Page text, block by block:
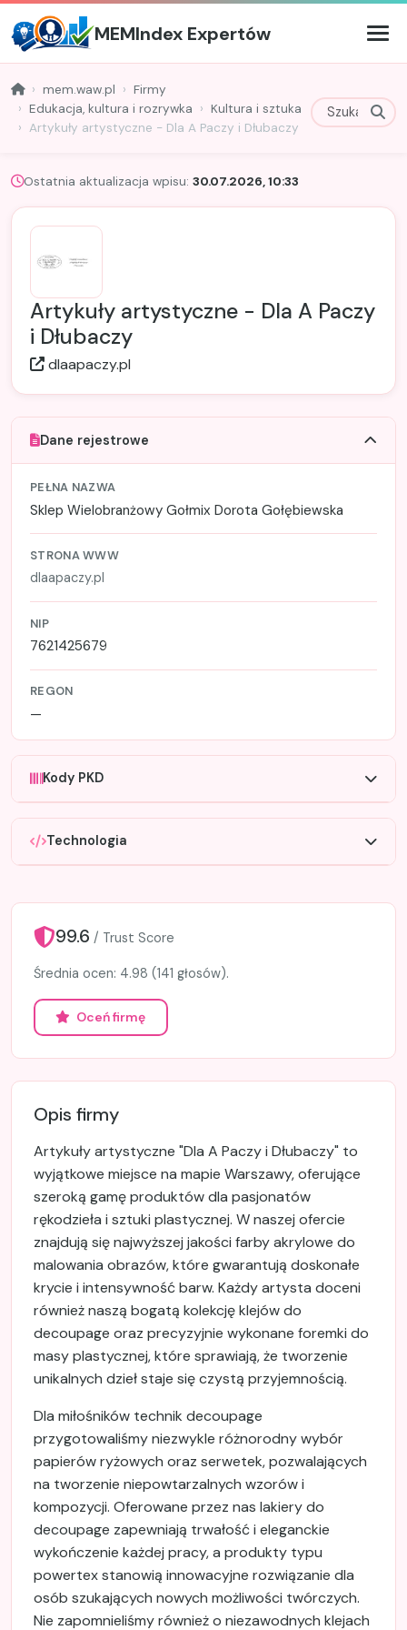
MEMIndex Expertów
mem.waw.pl
Firmy
Edukacja, kultura i rozrywka
Kultura i sztuka
Artykuły artystyczne - Dla A Paczy i Dłubaczy
Ostatnia aktualizacja wpisu: 30.07.2026, 10:33
Artykuły artystyczne - Dla A Paczy
i Dłubaczy
dlaapaczy.pl
Dane rejestrowe
PEŁNA NAZWA
Sklep Wielobranżowy Gołmix Dorota Gołębiewska
STRONA WWW
dlaapaczy.pl
NIP
7621425679
REGON
—
Kody PKD
Technologia
99.6 / Trust Score
Średnia ocen: 4.98 (141 głosów).
Oceń firmę
Opis firmy
Artykuły artystyczne "Dla A Paczy i Dłubaczy" to
wyjątkowe miejsce na mapie Warszawy, oferujące
szeroką gamę produktów dla pasjonatów
rękodzieła i sztuki plastycznej. W naszej ofercie
znajdują się najwyższej jakości farby akrylowe do
malowania obrazów, które gwarantują doskonałe
krycie i intensywność barw. Każdy artysta doceni
również naszą bogatą kolekcję klejów do
decoupage oraz precyzyjnie wykonane foremki do
masy plastycznej, które sprawiają, że tworzenie
unikalnych dzieł staje się czystą przyjemnością.
Dla miłośników technik decoupage
przygotowaliśmy niezwykle różnorodny wybór
papierów ryżowych oraz serwetek, pozwalających
na tworzenie niepowtarzalnych wzorów i
kompozycji. Oferowane przez nas lakiery do
decoupage zapewniają trwałość i eleganckie
wykończenie każdej pracy, a produkty typu
powertex stanowią innowacyjne rozwiązanie dla
osób szukających nowych możliwości twórczych.
Nie zapomnieliśmy również o niezawodnych klejach